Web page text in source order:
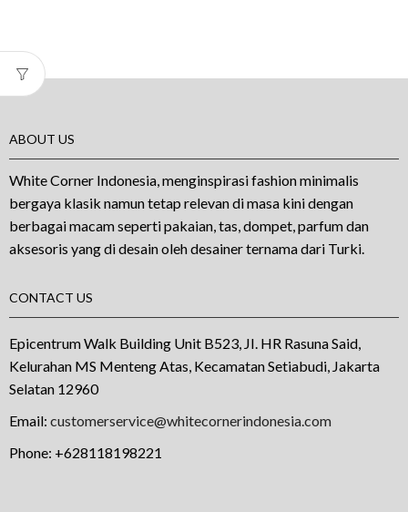
ABOUT US
White Corner Indonesia, menginspirasi fashion minimalis
bergaya klasik namun tetap relevan di masa kini dengan
berbagai macam seperti pakaian, tas, dompet, parfum dan
aksesoris yang di desain oleh desainer ternama dari Turki.
CONTACT US
Epicentrum Walk Building Unit B523, JI. HR Rasuna Said,
Kelurahan MS Menteng Atas, Kecamatan Setiabudi, Jakarta
Selatan 12960
Email: customerservice@whitecornerindonesia.com
Phone: +628118198221